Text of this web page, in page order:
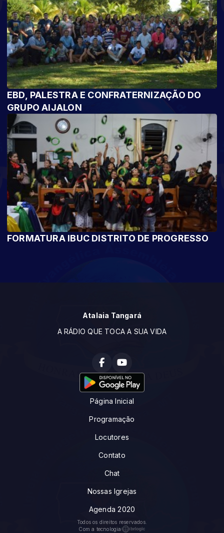
EBD, PALESTRA E CONFRATERNIZAÇÃO DO
GRUPO AIJALON
FORMATURA IBUC DISTRITO DE PROGRESSO
Atalaia Tangará
A RÁDIO QUE TOCA A SUA VIDA
Página Inicial
Programação
Locutores
Contato
Chat
Nossas Igrejas
Agenda 2020
Todos os direitos reservados.
Com a tecnologia